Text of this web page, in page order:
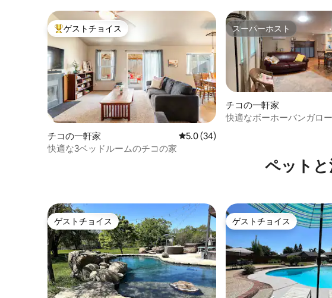
大好評のゲストチョイスです。
ゲストチョイス
チコの一軒家 レビュー34件、5つ星中5.0つ星の平均
5.0 (34)
快適な3ベッドルームのチコの家
スーパーホスト
スーパーホスト
チコの一軒家
快適なボーホーバンガロー
ペット
ゲストチョイス
ゲストチョイス ゲストチョイス
ゲストチョイス